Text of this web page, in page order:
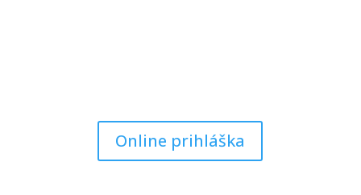
Online prihláška